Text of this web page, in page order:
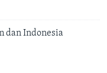
dan Indonesia